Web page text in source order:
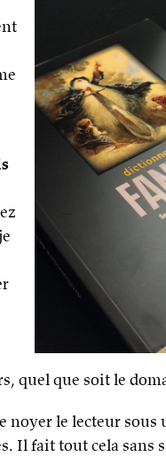
quel que soit le
noyer le lecteur
Il fait tout cela sans